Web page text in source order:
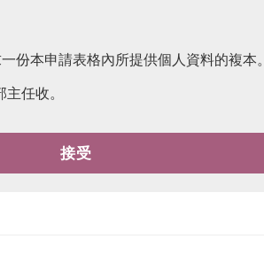
份本申請表格內所提供個人資料的複本。
任收。
接受